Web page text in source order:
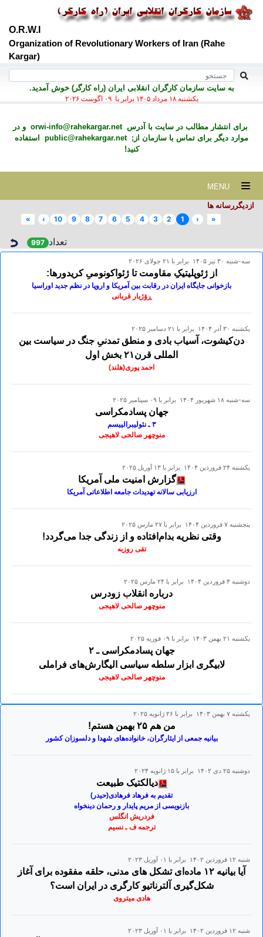
O.R.W.I
Organization of Revolutionary Workers of Iran (Rahe
Kargar)
به سايت سازمان کارگران انقلابی ايران (راه کارگر) خوش آمديد.
يكشنبه ۱۸ مرداد ۱۴۰۵ برابر با ۰۹ اگوست ۲۰۲۶
برای انتشار مطالب در سايت با آدرسorwi-info@rahekargar.net و در
موارد ديگر برای تماس با سازمان از;public@rahekargar.net
استفاده
کنید!
ازدیگررسانه ها
«
‹
1
2
3
4
5
6
7
8
9
10
›
»
تعداد 997
سه-شنبه ۳۰ تير ۱۴۰۵ برابر با ۲۱ جولای ۲۰۲۶
از ژئوپلیتیکِ مقاومت تا ژئواکونومیِ کریدورها:
بازخوانی جایگاه ایران در رقابت بین آمریکا و اروپا در نظم جدید اوراسیا
ڕۆژیار قربانی
يكشنبه ۳۰ آذر ۱۴۰۴ برابر با ۲۱ دسامبر ۲۰۲۵
دن‌کیشوت، آسیاب بادی و منطق تمدنیِ جنگ در سیاست بین
المللی قرن۲۱ بخش اول
احمد پوری(هلند)
سه-شنبه ۱۸ شهريور ۱۴۰۴ برابر با ۰۹ سپتامبر ۲۰۲۵
جهان پسادمکراسی
۳ ـ نئولیبرالییسم
منوچهر صالحی لاهیجی
يكشنبه ۲۴ فروردين ۱۴۰۴ برابر با ۱۳ آوريل ۲۰۲۵
گزارش امنیت ملی آمریکا
ارزیابی سالانه تهدیدات جامعه اطلاعاتی آمریکا
پنجشنبه ۷ فروردين ۱۴۰۴ برابر با ۲۷ مارس ۲۰۲۵
وقتی نظریه بدام‌افتاده و از زندگی جدا می‌گردد!
تقی روزبه
دوشنبه ۴ فروردين ۱۴۰۴ برابر با ۲۴ مارس ۲۰۲۵
درباره انقلاب زودرس
منوچهر صالحی لاهیجی
يكشنبه ۲۱ بهمن ۱۴۰۳ برابر با ۰۹ فوريه ۲۰۲۵
جهان پسادمکراسی ـ ۲
لابیگری ابزار سلطه سیاسی الیگارش‌های فراملی
منوچهر صالحی لاهیجی
يكشنبه ۷ بهمن ۱۴۰۳ برابر با ۲۶ ژانويه ۲۰۲۵
من هم ۲۵ بهمن هستم!
بیانیه‌ جمعی از ایثارگران، خانواده‌های شهدا و دلسوزان کشور
دوشنبه ۲۵ دی ۱۴۰۲ برابر با ۱۵ ژانويه ۲۰۲۴
دیالکتیک طبیعت
تقدیم به فرهاد فرهادی(حیدر)
بازنویسی از مریم پایدار و رحمان دینخواه
فردریش انگلس
ترجمه ف ـ نسیم
شنبه ۱۲ فروردين ۱۴۰۲ برابر با ۰۱ آوريل ۲۰۲۳
آیا بیانیه ۱۲ ماده‌ای تشکل های مدنی، حلقه مفقوده برای آغاز
شکل‌گیری آلترناتیو کارگری در ایران است؟
هادی میتروی
شنبه ۱۲ فروردين ۱۴۰۲ برابر با ۰۱ آوريل ۲۰۲۳